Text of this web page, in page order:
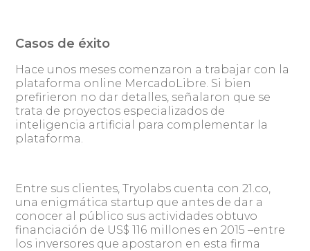
Casos de éxito
Hace unos meses comenzaron a trabajar con la
plataforma online MercadoLibre. Si bien
prefirieron no dar detalles, señalaron que se
trata de proyectos especializados de
inteligencia artificial para complementar la
plataforma.
Entre sus clientes, Tryolabs cuenta con 21.co,
una enigmática startup que antes de dar a
conocer al público sus actividades obtuvo
financiación de US$ 116 millones en 2015 –entre
los inversores que apostaron en esta firma